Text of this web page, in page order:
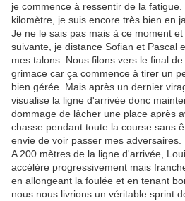
je commence à ressentir de la
kilomètre, je suis encore très bien en
Je ne le sais pas mais à ce moment
suivante, je distance Sofian et Pascal
mes talons. Nous filons vers le final
grimace car ça commence à tirer un
bien gérée. Mais après un dernier
visualise la ligne d'arrivée donc
dommage de lâcher une place après
chasse pendant toute la course sans
envie de voir passer mes adversaires.
A 200 mètres de la ligne d'arrivée,
accélère progressivement mais
en allongeant la foulée et en tenant
nous nous livrions un véritable sprint